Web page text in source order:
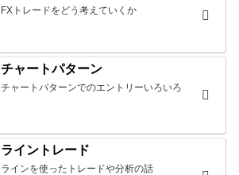
FXトレードをどう考えていくか
チャートパターン
チャートパターンでのエントリーいろいろ
ライントレード
ラインを使ったトレードや分析の話